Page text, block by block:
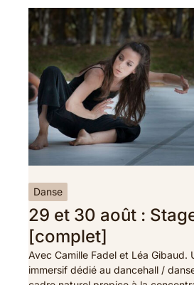
Danse
29 et 30 août :
[complet]
Avec Camille Fadel et Léa Gibaud.
immersif dédié au dancehall /